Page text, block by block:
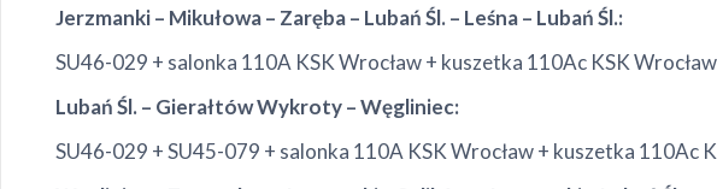
Jerzmanki – Mikułowa – Zaręba – Lubań Śl. – Leśna – Lubań Śl.:
SU46-029 + salonka 110A KSK Wrocław + kuszetka 110Ac KSK
Lubań Śl. – Gierałtów Wykroty – Węgliniec:
SU46-029 + SU45-079 + salonka 110A KSK Wrocław + kuszetka 110Ac